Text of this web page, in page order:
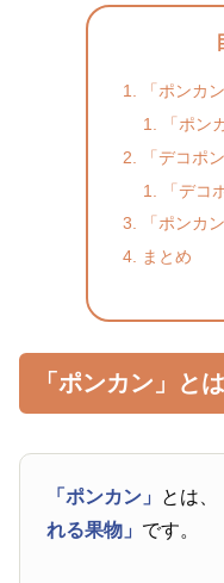
「ポンカ
「ポン
「デコポ
「デコ
「ポンカ
まとめ
「ポンカン」と
「ポンカン」 とは、
れる果物」 です。